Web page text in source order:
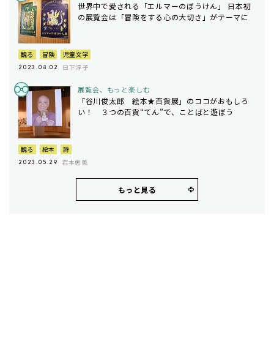
世界中で愛される「エルマーのぼうけん」 日本初
の展覧会は「冒険をする心の大切さ」がテーマに
観る 冒険 児童文学
2023.08.02 日下淳子
展覧会、もっと楽しむ
「谷川俊太郎 絵本★百貨展」のココがおもしろ
い！ ３つの百貨“てん”で、ことばと遊ぼう
観る 絵本 詩
2023.05.29 岩本恵美
もっと見る